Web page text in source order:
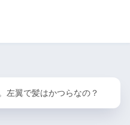
左翼で髪はかつらなの？